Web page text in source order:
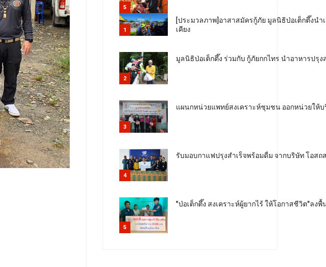
5
1
[ประมวลภาพ]อาสาสมัครกู้ภัย มูลนิธิป่อเต็กตึ๊งน
เคียง
2
มูลนิธิป่อเต็กตึ๊ง ร่วมกับ กู้ภัยกกไทร นำอาหารป
3
แผนกหน่วยแพทย์สงเคราะห์ชุมชน ออกหน่วยให้
4
รับมอบกาแฟปรุงสำเร็จพร้อมดื่ม จากบริษัท โอส
5
"ป่อเต็กตึ๊ง สงเคราะห์ผู้ยากไร้ ให้โอกาสชีวิต"ล